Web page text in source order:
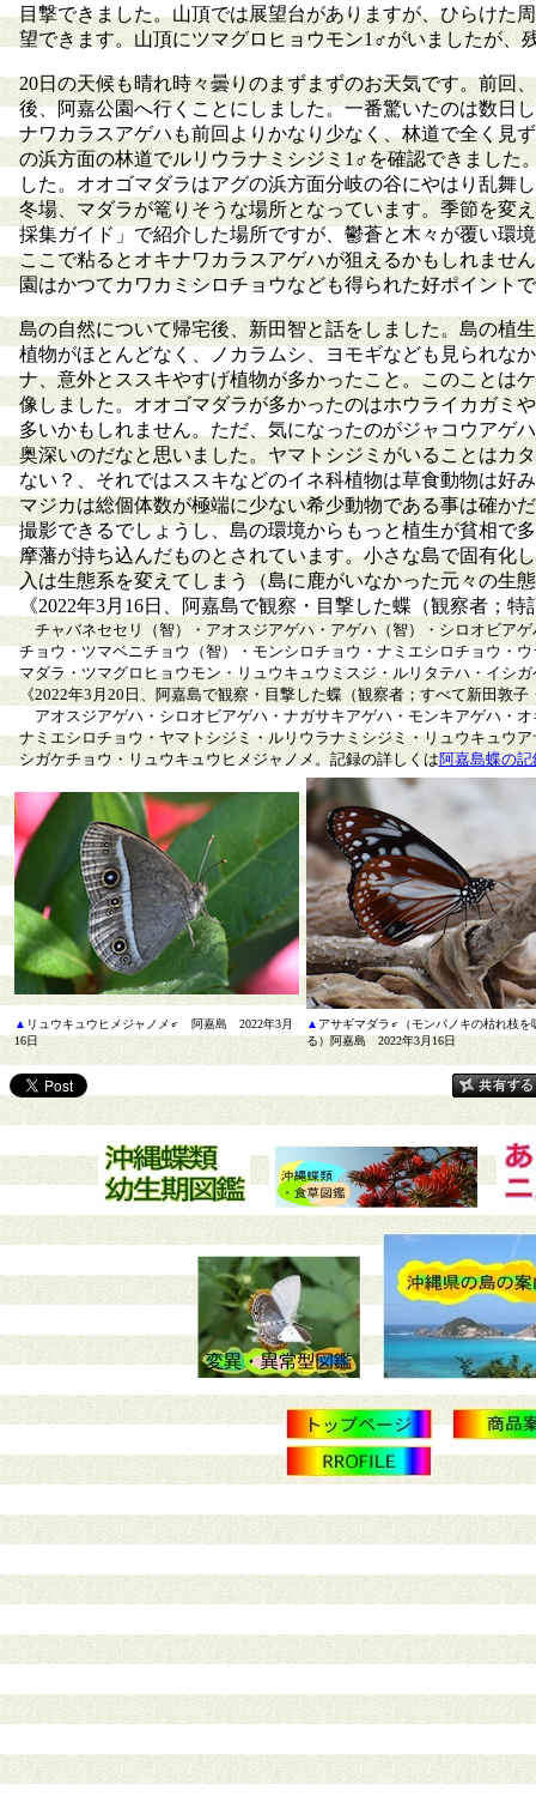
目撃できました。山頂では展望台がありますが、ひらけた
望できます。山頂にツマグロヒョウモン1♂がいましたが、
20日の天候も晴れ時々曇りのまずまずのお天気です。前回
後、阿嘉公園へ行くことにしました。一番驚いたのは数日
ナワカラスアゲハも前回よりかなり少なく、林道で全く見
の浜方面の林道でルリウラナミシジミ1♂を確認できまし
した。オオゴマダラはアグの浜方面分岐の谷にやはり乱舞
冬場、マダラが篭りそうな場所となっています。季節を変
採集ガイド」で紹介した場所ですが、鬱蒼と木々が覆い環
ここで粘るとオキナワカラスアゲハが狙えるかもしれませ
園はかつてカワカミシロチョウなども得られた好ポイント
島の自然について帰宅後、新田智と話をしました。島の植
植物がほとんどなく、ノカラムシ、ヨモギなども見られな
ナ、意外とススキやすげ植物が多かったこと。このことは
像しました。オオゴマダラが多かったのはホウライカガミ
多いかもしれません。ただ、気になったのがジャコウアゲ
奥深いのだなと思いました。ヤマトシジミがいることはカ
ない？、それではススキなどのイネ科植物は草食動物は好
マジカは総個体数が極端に少ない希少動物である事は確か
撮影できるでしょうし、島の環境からもっと植生が貧相で
摩藩が持ち込んだものとされています。小さな島で固有化
入は生態系を変えてしまう（島に鹿がいなかった元々の生
《2022年3月16日、阿嘉島で観察・目撃した蝶（観察者；
チャバネセセリ（智）・アオスジアゲハ・アゲハ（智）・シロオビア
チョウ・ツマベニチョウ（智）・モンシロチョウ・ナミエシロチョウ・
マダラ・ツマグロヒョウモン・リュウキュウミスジ・ルリタテハ・イシ
《2022年3月20日、阿嘉島で観察・目撃した蝶（観察者；すべて新田敦
アオスジアゲハ・シロオビアゲハ・ナガサキアゲハ・モンキアゲハ・
ナミエシロチョウ・ヤマトシジミ・ルリウラナミシジミ・リュウキュウ
シガケチョウ・リュウキュウヒメジャノメ。記録の詳しくは阿嘉島蝶の記
▲ リュウキュウヒメジャノメ♂ 阿嘉島 2022年3月
16日
▲ アサギマダラ♂（モンパノキの枯れ枝を
る）阿嘉島 2022年3月16日